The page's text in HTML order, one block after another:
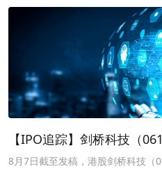
波动，直接影响产品BOM成本、
科面向边缘AI场景推出"山海"系列
CPU与GPU构建，具备高性能AI
展能力，可在复杂环境下实现长
与均衡能效的双梯度产品
觉、具身智能、无人系统等多类边
T100提供最高240 TOPS INT8 AI
Tflops，可支撑复杂深度学习模型
配置方面，128GB eMMC本地存
升设备集成度与部署灵活性。
【IPO追踪】剑桥科技（
套现结束？
8月7日截至发稿，港股剑桥科技（